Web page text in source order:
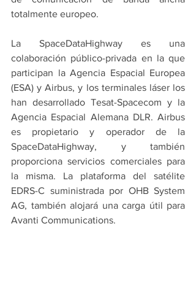
totalmente europeo.
La SpaceDataHighway es una
colaboración público-privada en la que
participan la Agencia Espacial Europea
(ESA) y Airbus, y los terminales láser los
han desarrollado Tesat-Spacecom y la
Agencia Espacial Alemana DLR. Airbus
es propietario y operador de la
SpaceDataHighway, y también
proporciona servicios comerciales para
la misma. La plataforma del satélite
EDRS-C suministrada por OHB System
AG, también alojará una carga útil para
Avanti Communications.